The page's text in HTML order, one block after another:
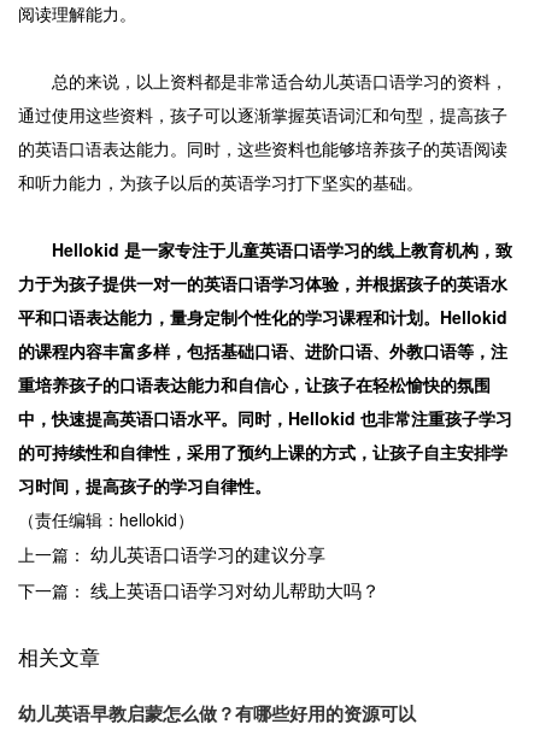
阅读理解能力。
总的来说，以上资料都是非常适合幼儿英语口语学习的资料，
通过使用这些资料，孩子可以逐渐掌握英语词汇和句型，提高孩子
的英语口语表达能力。同时，这些资料也能够培养孩子的英语阅读
和听力能力，为孩子以后的英语学习打下坚实的基础。
Hellokid 是一家专注于儿童英语口语学习的线上教育机构，致
力于为孩子提供一对一的英语口语学习体验，并根据孩子的英语水
平和口语表达能力，量身定制个性化的学习课程和计划。Hellokid
的课程内容丰富多样，包括基础口语、进阶口语、外教口语等，注
重培养孩子的口语表达能力和自信心，让孩子在轻松愉快的氛围
中，快速提高英语口语水平。同时，Hellokid 也非常注重孩子学习
的可持续性和自律性，采用了预约上课的方式，让孩子自主安排学
习时间，提高孩子的学习自律性。
（责任编辑：hellokid）
上一篇： 幼儿英语口语学习的建议分享
下一篇： 线上英语口语学习对幼儿帮助大吗？
相关文章
幼儿英语早教启蒙怎么做？有哪些好用的资源可以